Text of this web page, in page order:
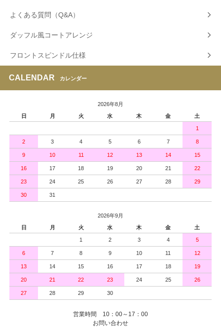
よくある質問（Q&A）
ダッフル風コートアレンジ
フロントスピンドル仕様
CALENDAR カレンダー
2026年8月
日
月 火 水 木 金 土
1
2 3 4 5 6 7 8
9 10 11 12 13 14 15
16 17 18 19 20 21 22
23 24 25 26 27 28 29
30 31
2026年9月
日
月 火 水 木 金 土
1 2 3 4 5
6 7 8 9 10 11 12
13 14 15 16 17 18 19
20 21 22 23 24 25 26
27 28 29 30
営業時間 10：00～17：00
お問い合わせ